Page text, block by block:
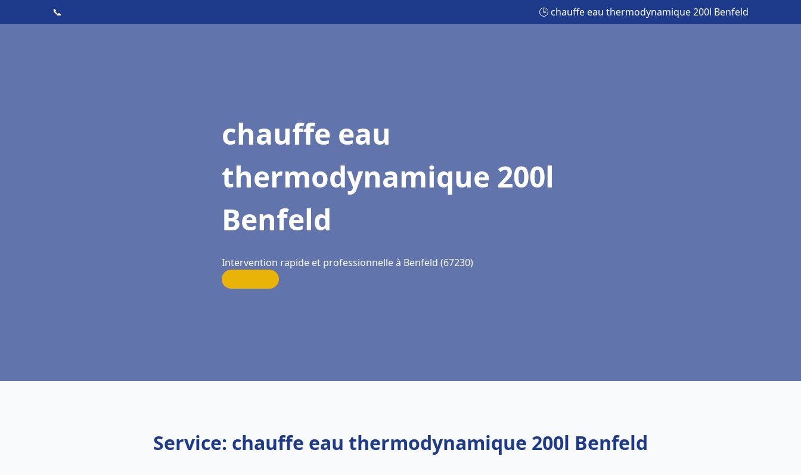
📞 🕒 chauffe eau thermodynamique 200l Benfeld
chauffe eau
thermodynamique 200l
Benfeld
Intervention rapide et professionnelle à Benfeld (67230)
Service: chauffe eau thermodynamique 200l Benfeld